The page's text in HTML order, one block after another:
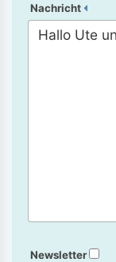
Nachricht
Newsletter